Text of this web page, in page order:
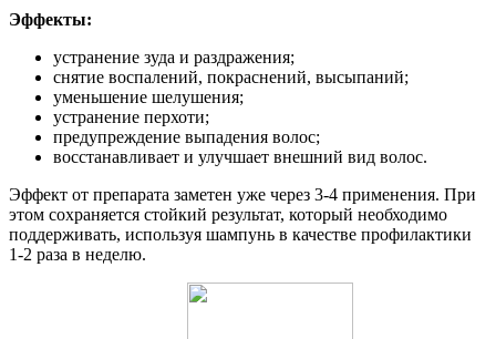
Эффекты:
устранение зуда и раздражения;
снятие воспалений, покраснений, высыпаний;
уменьшение шелушения;
устранение перхоти;
предупреждение выпадения волос;
восстанавливает и улучшает внешний вид волос.
Эффект от препарата заметен уже через 3-4 применения. При
этом сохраняется стойкий результат, который необходимо
поддерживать, используя шампунь в качестве профилактики
1-2 раза в неделю.